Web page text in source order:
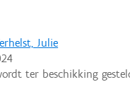
Julie
ter beschikking